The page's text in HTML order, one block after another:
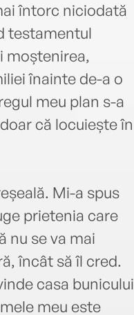
întorc niciodată
testamentul
moștenirea,
înainte de-a o
meu plan s-a
că locuiește în
Mi-a spus
prietenia care
nu se va mai
încât să îl cred.
casa bunicului
meu este